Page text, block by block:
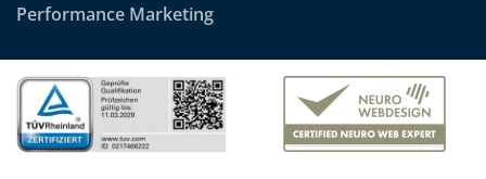
Performance Marketing